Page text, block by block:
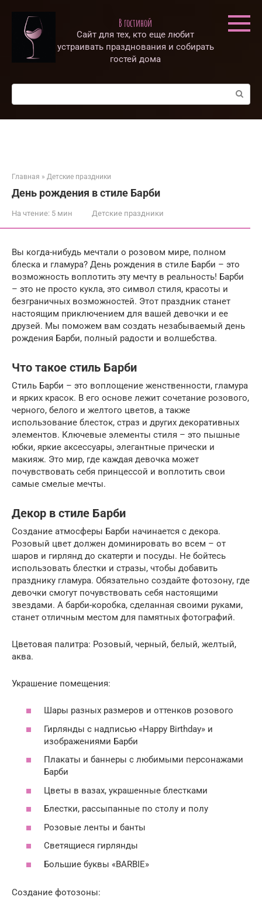
контенту
В гостиной
Сайт для тех, кто еще любит
устраивать празднования и собирать
гостей дома
Поиск:
Главная » Детские праздники
День рождения в стиле Барби
На чтение: 5 мин Детские праздники
Вы когда-нибудь мечтали о розовом мире, полном
блеска и гламура? День рождения в стиле Барби – это
возможность воплотить эту мечту в реальность! Барби
– это не просто кукла, это символ стиля, красоты и
безграничных возможностей. Этот праздник станет
настоящим приключением для вашей девочки и ее
друзей. Мы поможем вам создать незабываемый день
рождения Барби, полный радости и волшебства.
Что такое стиль Барби
Стиль Барби – это воплощение женственности, гламура
и ярких красок. В его основе лежит сочетание розового,
черного, белого и желтого цветов, а также
использование блесток, страз и других декоративных
элементов. Ключевые элементы стиля – это пышные
юбки, яркие аксессуары, элегантные прически и
макияж. Это мир, где каждая девочка может
почувствовать себя принцессой и воплотить свои
самые смелые мечты.
Декор в стиле Барби
Создание атмосферы Барби начинается с декора.
Розовый цвет должен доминировать во всем – от
шаров и гирлянд до скатерти и посуды. Не бойтесь
использовать блестки и стразы, чтобы добавить
празднику гламура. Обязательно создайте фотозону, где
девочки смогут почувствовать себя настоящими
звездами. А барби-коробка, сделанная своими руками,
станет отличным местом для памятных фотографий.
Цветовая палитра: Розовый, черный, белый, желтый,
аква.
Украшение помещения:
Шары разных размеров и оттенков розового
Гирлянды с надписью «Happy Birthday» и
изображениями Барби
Плакаты и баннеры с любимыми персонажами
Барби
Цветы в вазах, украшенные блестками
Блестки, рассыпанные по столу и полу
Розовые ленты и банты
Светящиеся гирлянды
Большие буквы «BARBIE»
Создание фотозоны: